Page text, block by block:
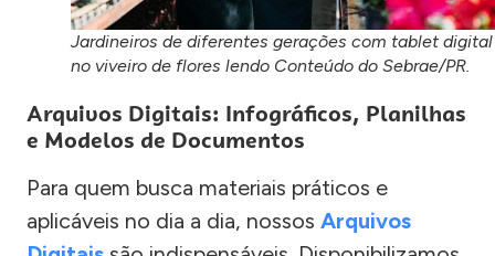
Jardineiros de diferentes gerações com tablet digital
no viveiro de flores lendo Conteúdo do Sebrae/PR.
Arquivos Digitais: Infográficos, Planilhas
e Modelos de Documentos
Para quem busca materiais práticos e
aplicáveis no dia a dia, nossos Arquivos